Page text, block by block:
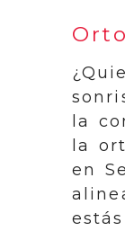
la
la
en